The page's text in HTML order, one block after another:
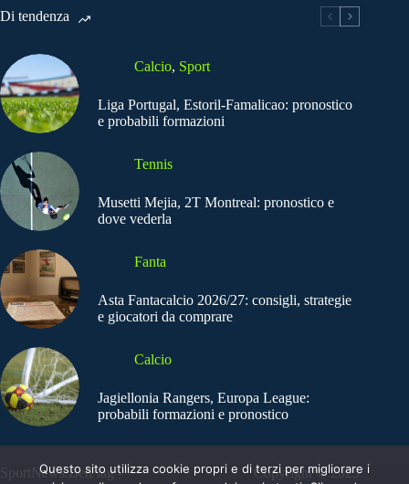
Di tendenza
Calcio, Sport
Liga Portugal, Estoril-Famalicao: pronostico
e probabili formazioni
Tennis
Musetti Mejia, 2T Montreal: pronostico e
dove vederla
Fanta
Asta Fantacalcio 2026/27: consigli, strategie
e giocatori da comprare
Calcio
Jagiellonia Rangers, Europa League:
probabili formazioni e pronostico
SportNews.BetFlag -
Copyright © 2025
Questo sito utilizza cookie propri e di terzi per migliorare i